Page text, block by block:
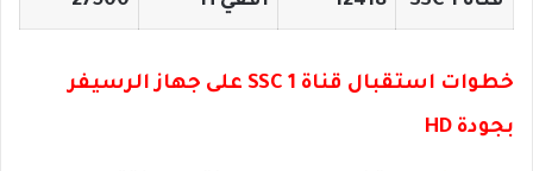
خطوات استقبال قناة SSC 1 على جهاز الرسيفر
بجودة HD